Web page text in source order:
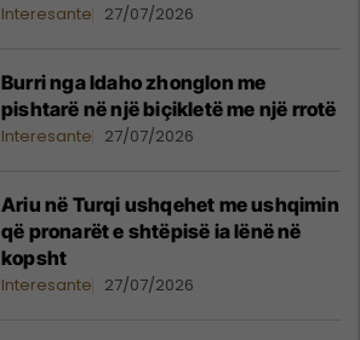
janë në një qytet
Interesante 27/07/2026
Burri nga Idaho zhonglon me
pishtarë në një biçikletë me një rrotë
Interesante 27/07/2026
Ariu në Turqi ushqehet me ushqimin
që pronarët e shtëpisë ia lënë në
kopsht
Interesante 27/07/2026